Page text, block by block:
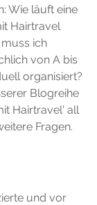
Wie läuft eine
Hairtravel
ich
von A bis
organisiert?
Blogreihe
Hairtravel' all
Fragen.
und vor